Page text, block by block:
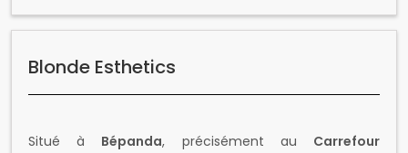
Blonde Esthetics
Situé à Bépanda, précisément au Carrefour